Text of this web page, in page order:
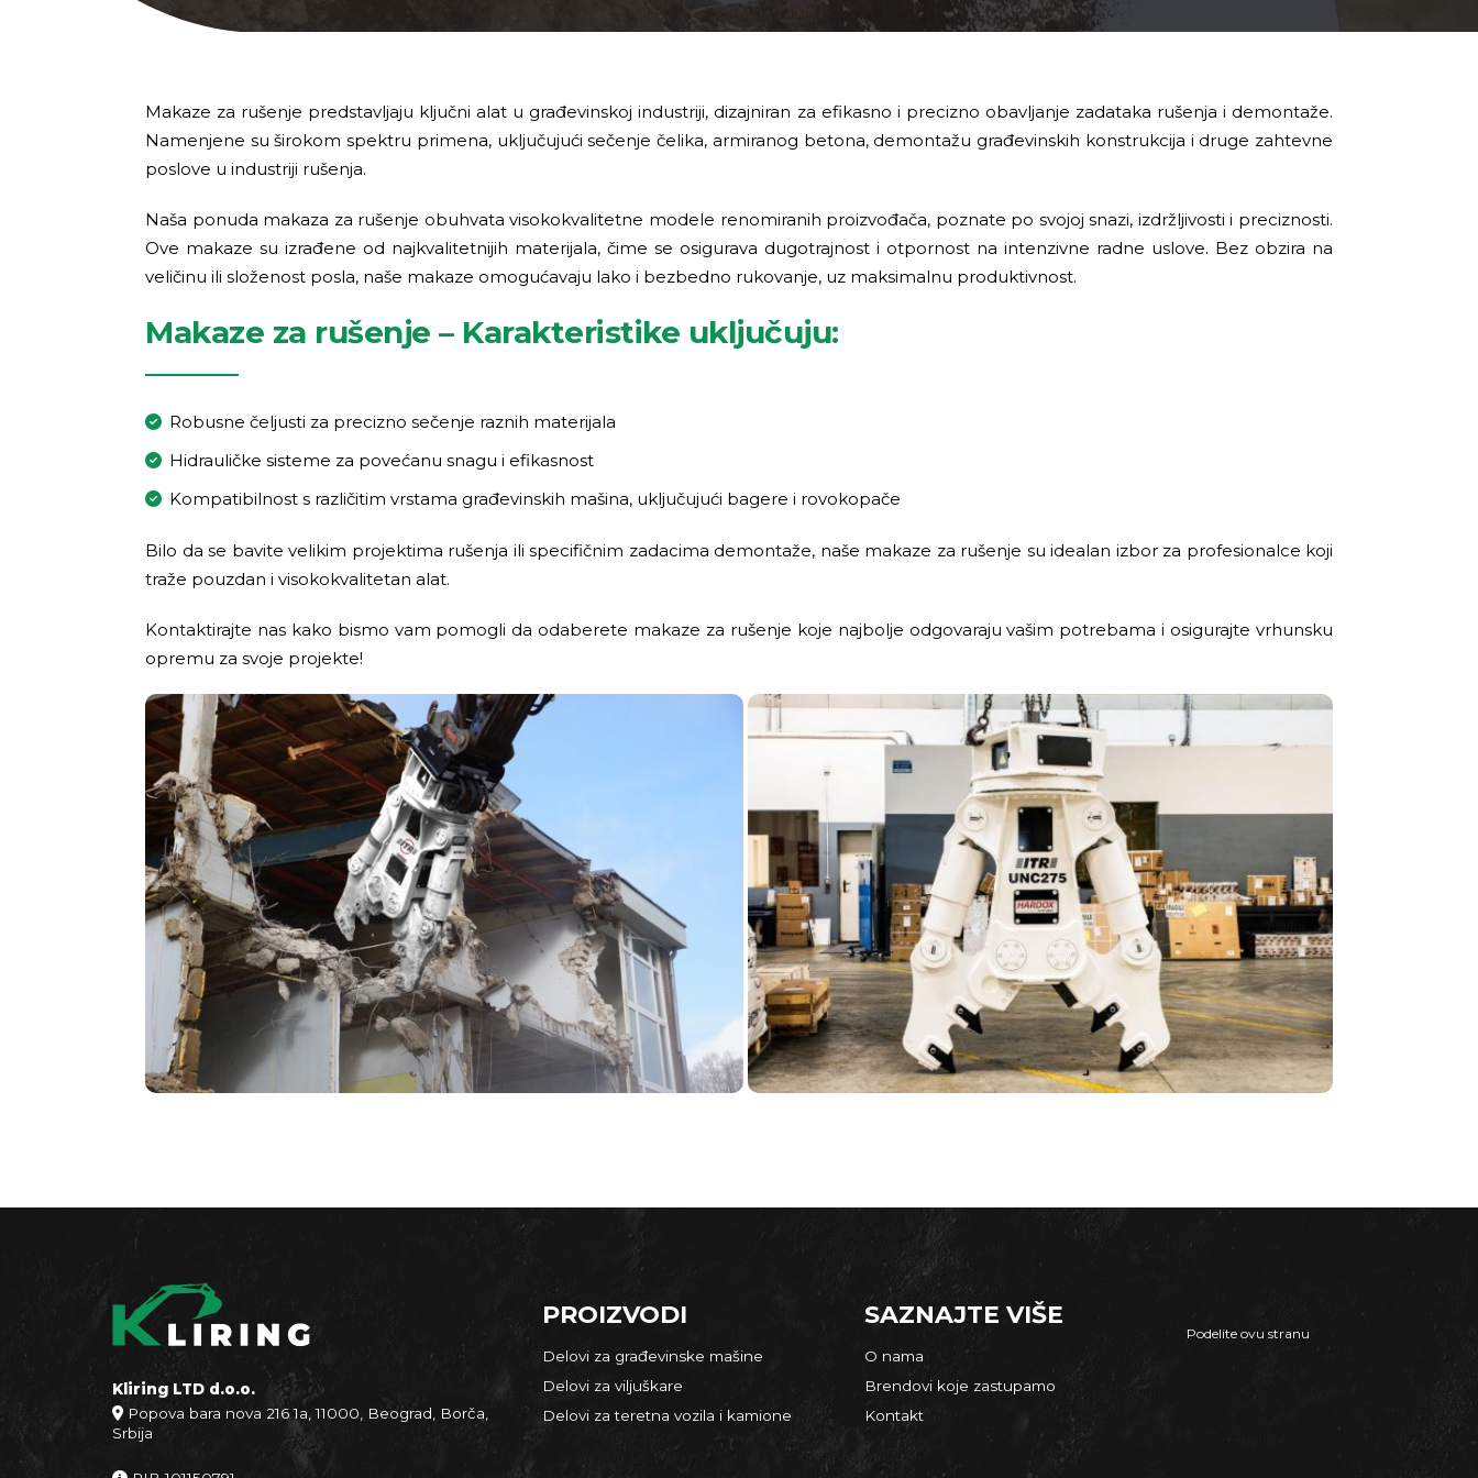
Makaze za rušenje predstavljaju ključni alat u građevinskoj industriji, dizajniran za efikasno i precizno obavljanje zadataka rušenja i demontaže.
Namenjene su širokom spektru primena, uključujući sečenje čelika, armiranog betona, demontažu građevinskih konstrukcija i druge zahtevne
poslove u industriji rušenja.
Naša ponuda makaza za rušenje obuhvata visokokvalitetne modele renomiranih proizvođača, poznate po svojoj snazi, izdržljivosti i preciznosti.
Ove makaze su izrađene od najkvalitetnijih materijala, čime se osigurava dugotrajnost i otpornost na intenzivne radne uslove. Bez obzira na
veličinu ili složenost posla, naše makaze omogućavaju lako i bezbedno rukovanje, uz maksimalnu produktivnost.
Makaze za rušenje – Karakteristike uključuju:
Robusne čeljusti za precizno sečenje raznih materijala
Hidrauličke sisteme za povećanu snagu i efikasnost
Kompatibilnost s različitim vrstama građevinskih mašina, uključujući bagere i rovokopače
Bilo da se bavite velikim projektima rušenja ili specifičnim zadacima demontaže, naše makaze za rušenje su idealan izbor za profesionalce koji
traže pouzdan i visokokvalitetan alat.
Kontaktirajte nas kako bismo vam pomogli da odaberete makaze za rušenje koje najbolje odgovaraju vašim potrebama i osigurajte vrhunsku
opremu za svoje projekte!
Kliring LTD d.o.o.
Popova bara nova 216 1a, 11000, Beograd, Borča,
Srbija
PROIZVODI
Delovi za građevinske mašine
Delovi za viljuškare
Delovi za teretna vozila i kamione
SAZNAJTE VIŠE
O nama
Brendovi koje zastupamo
Kontakt
Podelite ovu stranu